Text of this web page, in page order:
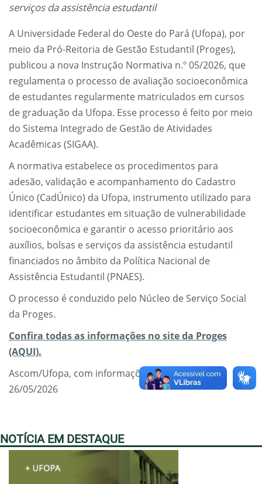
serviços da assistência estudantil
A Universidade Federal do Oeste do Pará (Ufopa), por
meio da Pró-Reitoria de Gestão Estudantil (Proges),
publicou a nova Instrução Normativa n.º 05/2026, que
regulamenta o processo de avaliação socioeconômica
de estudantes regularmente matriculados em cursos
de graduação da Ufopa. Esse processo é feito por meio
do Sistema Integrado de Gestão de Atividades
Acadêmicas (SIGAA).
A normativa estabelece os procedimentos para
adesão, validação e acompanhamento do Cadastro
Único (CadÚnico) da Ufopa, instrumento utilizado para
identificar estudantes em situação de vulnerabilidade
socioeconômica e garantir o acesso prioritário aos
auxílios, bolsas e serviços da assistência estudantil
financiados no âmbito da Política Nacional de
Assistência Estudantil (PNAES).
O processo é conduzido pelo Núcleo de Serviço Social
da Proges.
Confira todas as informações no site da Proges
(AQUI).
Ascom/Ufopa, com informações da Proges
26/05/2026
NOTÍCIA EM DESTAQUE